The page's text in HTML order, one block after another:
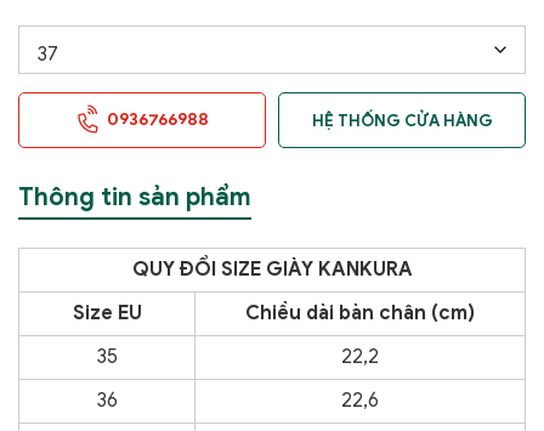
0936766988 HỆ THỐNG CỬA HÀNG
Thông tin sản phẩm
QUY ĐỔI SIZE GIÀY KANKURA
Size EU
Chiều dài bàn chân (cm)
35
22,2
36
22,6